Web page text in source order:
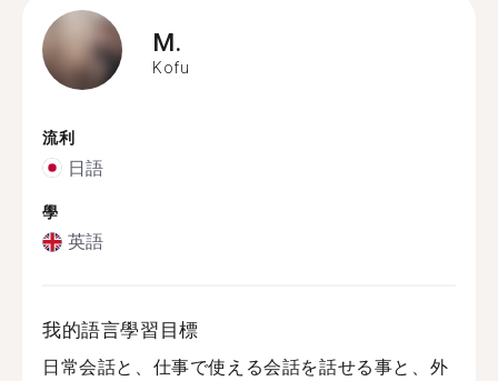
M.
Kofu
流利
日語
學
英語
我的語言學習目標
日常会話と、仕事で使える会話を話せる事と、外